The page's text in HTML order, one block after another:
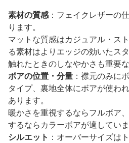
素材の質感：フェイクレザーの
ります。
マットな質感はカジュアル・ス
る素材はよりエッジの効いたス
触れたときのしなやかさも重要な
ボアの位置・分量 ：襟元のみに
タイプ、裏地全体にボアが使わ
あります。
暖かさを重視するならフルボア
するならカラーボアが適していま
シルエット ：オーバーサイズは